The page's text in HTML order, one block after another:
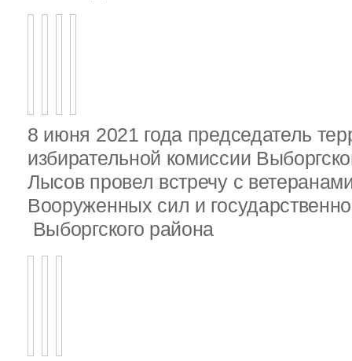
8 июня 2021 года председатель
избирательной комиссии
Лысов провел встречу с
Вооруженных сил и
Выборгского района